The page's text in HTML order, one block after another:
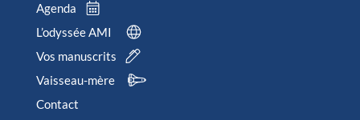
Agenda
L’odyssée AMI
Vos manuscrits
Vaisseau-mère
Contact